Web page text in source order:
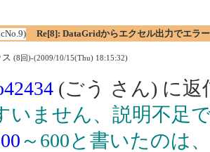
Re[8]: DataGridからエクセル出力でエラー
(8回)-(2009/10/15(Thu) 18:15:32)
(ごう さん) に返
いません、説明不足
～600と書いたのは